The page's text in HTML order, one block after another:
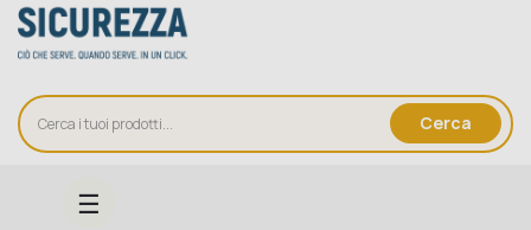
Cerca
navigazione
☰